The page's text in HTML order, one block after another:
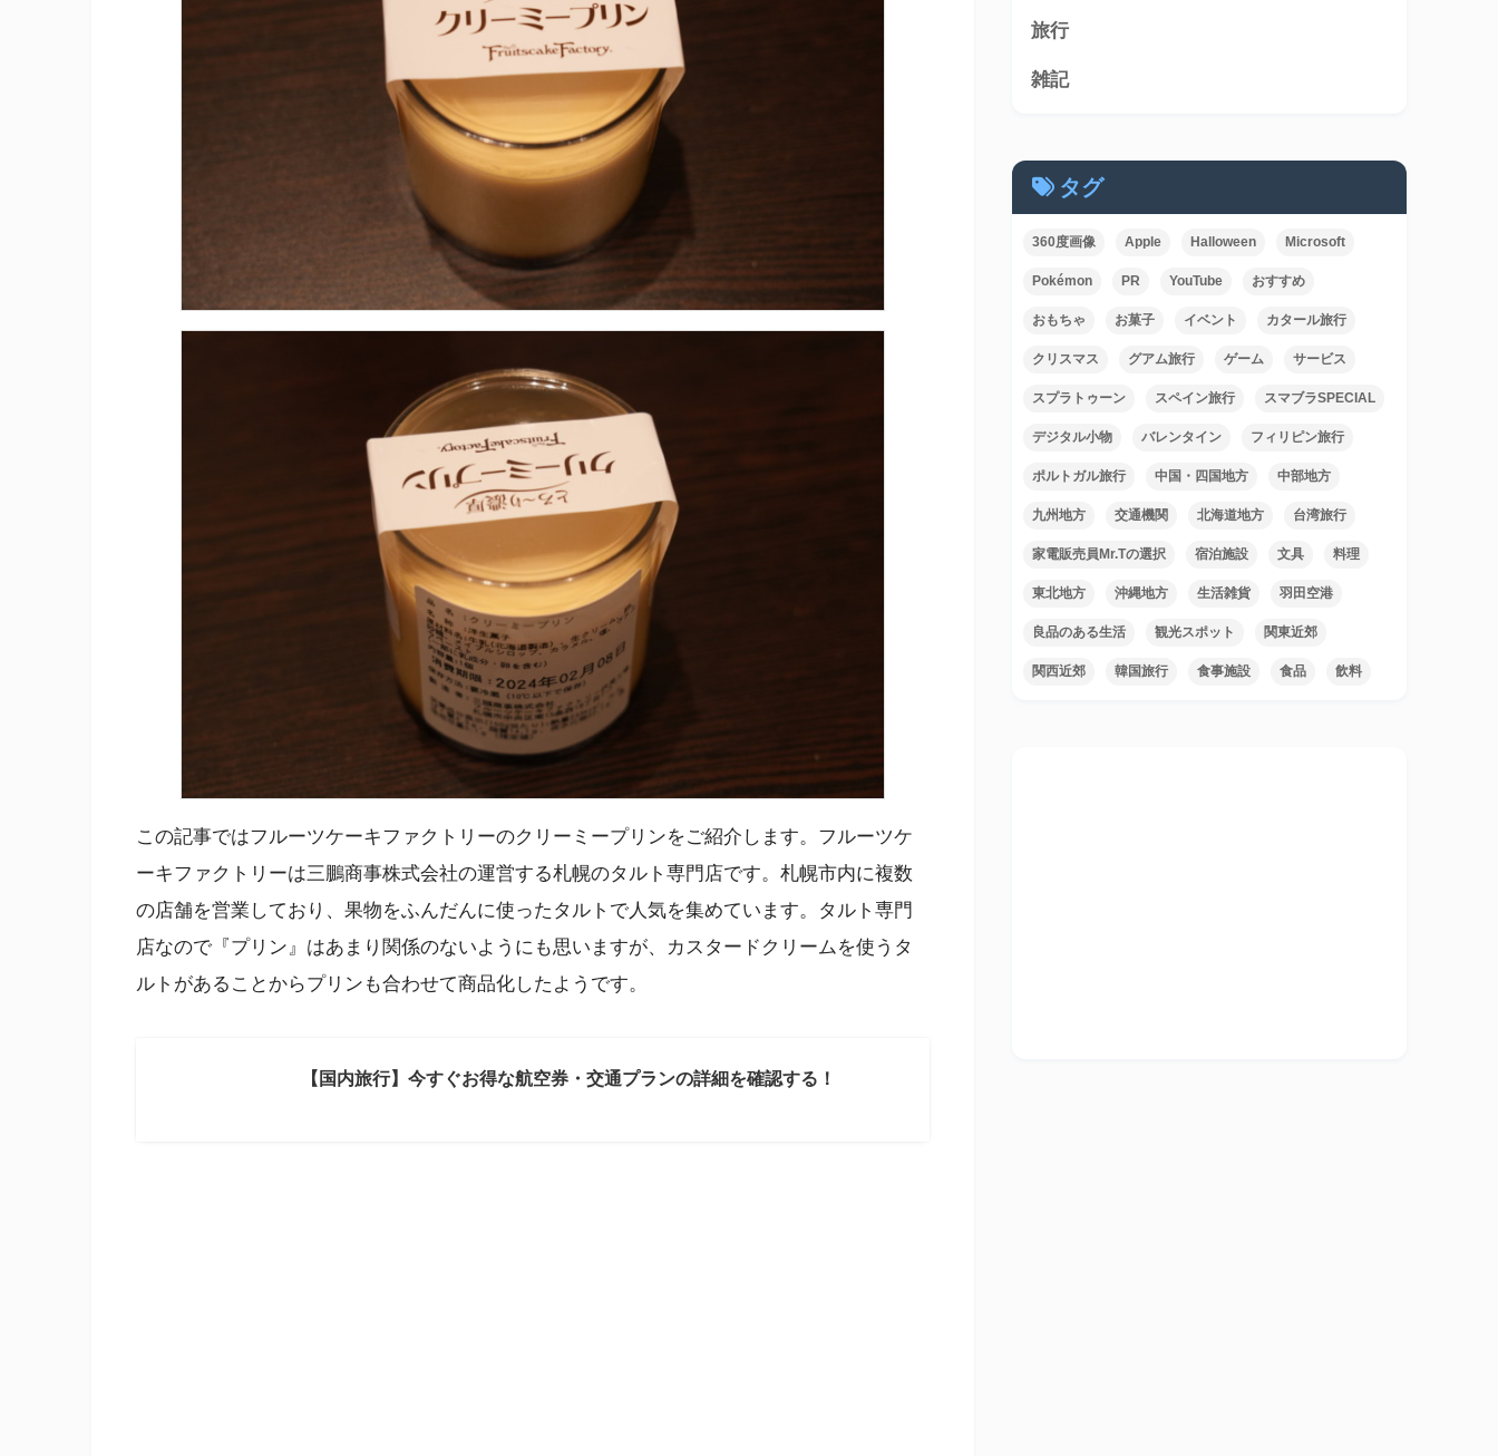
この記事ではフルーツケーキファクトリーのクリーミープリンをご紹介します。フルーツケ
ーキファクトリーは三鵬商事株式会社の運営する札幌のタルト専門店です。札幌市内に複数
の店舗を営業しており、果物をふんだんに使ったタルトで人気を集めています。タルト専門
店なので『プリン』はあまり関係のないようにも思いますが、カスタードクリームを使うタ
ルトがあることからプリンも合わせて商品化したようです。
【国内旅行】今すぐお得な航空券・交通プランの詳細を確認する！
旅行
雑記
タグ
360度画像 Apple Halloween Microsoft
Pokémon PR YouTube おすすめ
おもちゃ お菓子 イベント カタール旅行
クリスマス グアム旅行 ゲーム サービス
スプラトゥーン スペイン旅行 スマブラSPECIAL
デジタル小物 バレンタイン フィリピン旅行
ポルトガル旅行 中国・四国地方 中部地方
九州地方 交通機関 北海道地方 台湾旅行
家電販売員Mr.Tの選択 宿泊施設 文具 料理
東北地方 沖縄地方 生活雑貨 羽田空港
良品のある生活 観光スポット 関東近郊
関西近郊 韓国旅行 食事施設 食品 飲料